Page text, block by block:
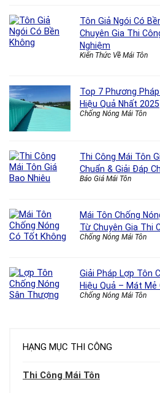
Tôn Giả Ngói Có
Chuyên Gia Thi
Nghiệm
Kiến Thức Về Mái Tôn
Top 7 Phương
Hiệu Quả Nhất 2025
Chống Nóng Mái Tôn
Thi Công Mái Tôn
Chuẩn & Giải Đáp
Báo Giá Mái Tôn
Mái Tôn Chống
Từ Chuyên Gia Thi
Chống Nóng Mái Tôn
Giải Pháp Lợp Tôn
Hiệu Quả – Mát Mẻ
Chống Nóng Mái Tôn
HẠNG MỤC THI CÔNG
Thi Công Mái Tôn